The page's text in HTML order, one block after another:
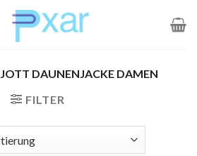
JOTT DAUNENJACKE DAMEN
FILTER